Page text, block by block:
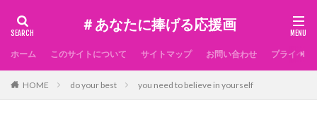
＃あなたに捧げる応援画
ホーム このサイトについて サイトマップ お問い合わせ プライベー
HOME do your best you need to believe in yourself